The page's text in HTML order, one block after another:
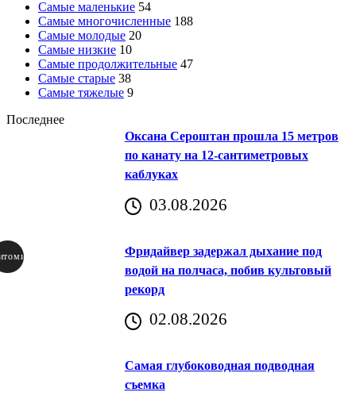
Самые маленькие 54
Самые многочисленные 188
Самые молодые 20
Самые низкие 10
Самые продолжительные 47
Самые старые 38
Самые тяжелые 9
Последнее
Оксана Сероштан прошла 15 метров
по канату на 12-сантиметровых
каблуках
03.08.2026
Фридайвер задержал дыхание под
водой на полчаса, побив культовый
рекорд
02.08.2026
Самая глубоководная подводная
съемка